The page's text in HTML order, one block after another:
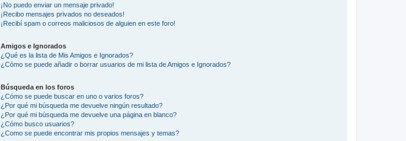
¡No puedo enviar un mensaje privado!
¡Recibo mensajes privados no deseados!
¡Recibí spam o correos maliciosos de alguien en este foro!
Amigos e Ignorados
¿Qué es la lista de Mis Amigos e Ignorados?
¿Cómo se puede añadir o borrar usuarios de mi lista de Amigos e Ignorados?
Búsqueda en los foros
¿Cómo se puede buscar en uno o varios foros?
¿Por qué mi búsqueda me devuelve ningún resultado?
¿Por qué mi búsqueda me devuelve una página en blanco?
¿Cómo busco usuarios?
¿Como se puede encontrar mis propios mensajes y temas?